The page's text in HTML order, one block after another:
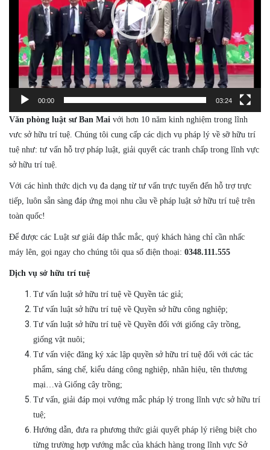
00:00 03:24
Văn phòng luật sư Ban Mai với hơn 10 năm kinh nghiệm trong lĩnh
vưc sở hữu trí tuệ. Chúng tôi cung cấp các dịch vụ pháp lý về sỡ hữu trí
tuệ như: tư vấn hỗ trợ pháp luật, giải quyết các tranh chấp trong lĩnh vực
sở hữu trí tuệ.
Với các hình thức dịch vụ đa dạng từ tư vấn trực tuyến đến hỗ trợ trực
tiếp, luôn sẵn sàng đáp ứng mọi nhu cầu về pháp luật sở hữu trí tuệ trên
toàn quốc!
Để được các Luật sư giải đáp thắc mắc, quý khách hàng chỉ cần nhấc
máy lên, gọi ngay cho chúng tôi qua số điện thoại: 0348.111.555
Dịch vụ sở hữu trí tuệ
Tư vấn luật sở hữu trí tuệ về Quyền tác giả;
Tư vấn luật sở hữu trí tuệ về Quyền sở hữu công nghiệp;
Tư vấn luật sở hữu trí tuệ về Quyền đối với giống cây trồng,
giống vật nuôi;
Tư vấn việc đăng ký xác lập quyền sở hữu trí tuệ đối với các tác
phẩm, sáng chế, kiểu dáng công nghiệp, nhãn hiệu, tên thương
mại…và Giống cây trồng;
Tư vấn, giải đáp mọi vướng mắc pháp lý trong lĩnh vực sở hữu trí
tuệ;
Hướng dẫn, đưa ra phương thức giải quyết pháp lý riêng biệt cho
từng trường hợp vướng mắc của khách hàng trong lĩnh vực Sở